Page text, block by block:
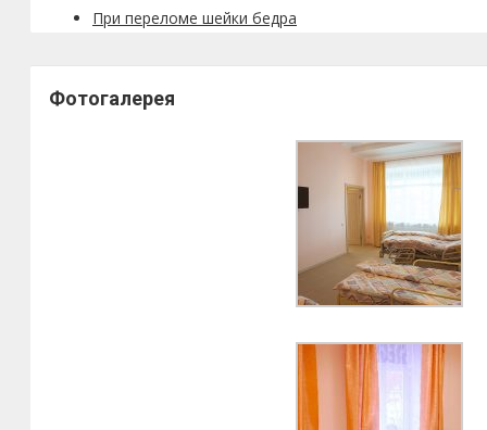
При переломе шейки бедра
Фотогалерея